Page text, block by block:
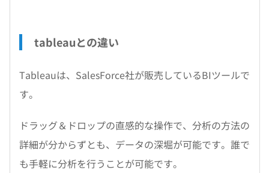
tableauとの違い
Tableauは、SalesForce社が販売しているBIツールで
す。
ドラッグ＆ドロップの直感的な操作で、分析の方法の
詳細が分からずとも、データの深堀が可能です。誰で
も手軽に分析を行うことが可能です。